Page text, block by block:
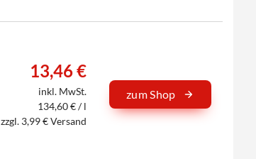
13,46 €
inkl. MwSt.
134,60 € / l
zzgl. 3,99 € Versand
zum Shop